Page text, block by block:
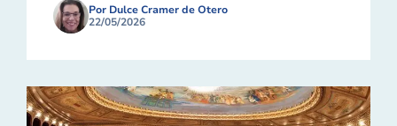
Por Dulce Cramer de Otero
22/05/2026